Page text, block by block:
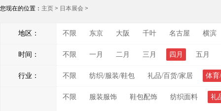
您现在的位置： 主页 > 日本展会 >
地区： 不限 东京 大阪 千叶 名古屋 横滨
时间： 不限 一月 二月 三月 四月 五月
行业： 不限 纺织/服装/鞋包 礼品/百货/家居 体育
不限 服装服饰 鞋包配饰 纺织面料 礼